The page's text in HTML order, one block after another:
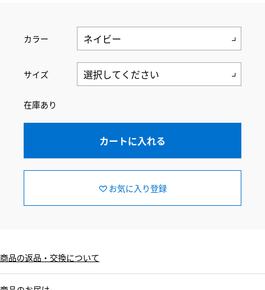
カラー
サイズ
在庫あり
カートに入れる
お気に入り登録
商品の返品・交換について